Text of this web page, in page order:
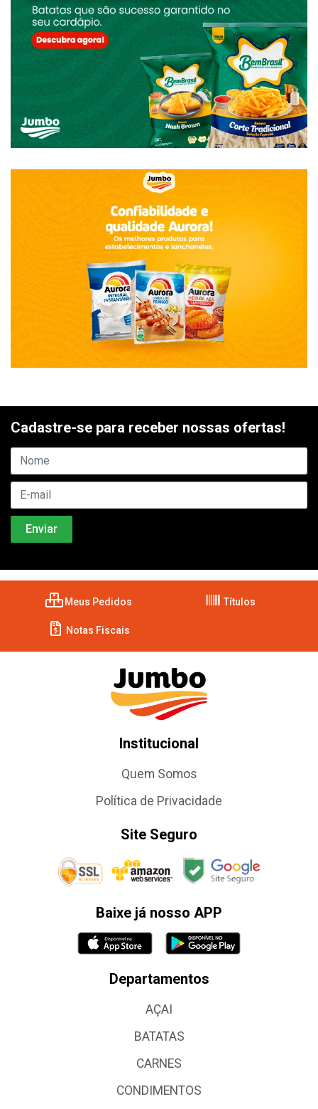
Cadastre-se para receber nossas ofertas!
Meus Pedidos Títulos
Notas Fiscais
Institucional
Quem Somos
Política de Privacidade
Site Seguro
Baixe já nosso APP
Departamentos
AÇAI
BATATAS
CARNES
CONDIMENTOS